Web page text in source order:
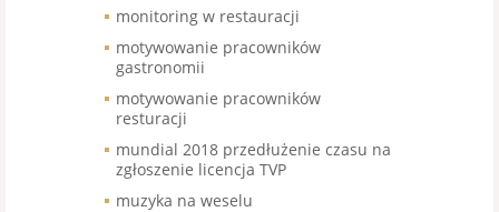
monitoring w restauracji
motywowanie pracowników
gastronomii
motywowanie pracowników
resturacji
mundial 2018 przedłużenie czasu na
zgłoszenie licencja TVP
muzyka na weselu